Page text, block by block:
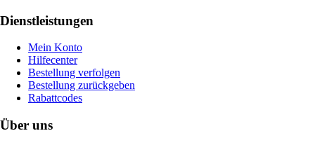
Dienstleistungen
Mein Konto
Hilfecenter
Bestellung verfolgen
Bestellung zurückgeben
Rabattcodes
Über uns